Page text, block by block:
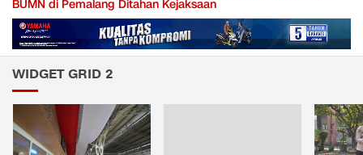
BUMN di Pemalang Ditahan Kejaksaan
WIDGET GRID 2